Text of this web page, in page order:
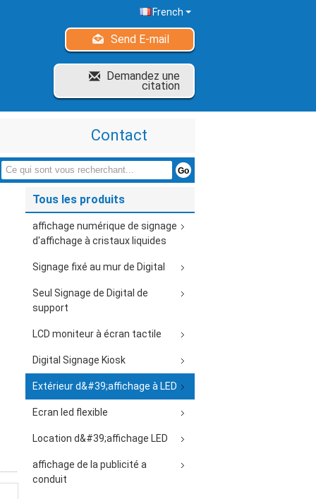
French
Send E-mail
Demandez une
citation
Contact
Tous les produits
affichage numérique de signage
d'affichage à cristaux liquides
Signage fixé au mur de Digital
Seul Signage de Digital de
support
LCD moniteur à écran tactile
Digital Signage Kiosk
Extérieur d&#39;affichage à LED
Ecran led flexible
Location d&#39;affichage LED
affichage de la publicité a
conduit